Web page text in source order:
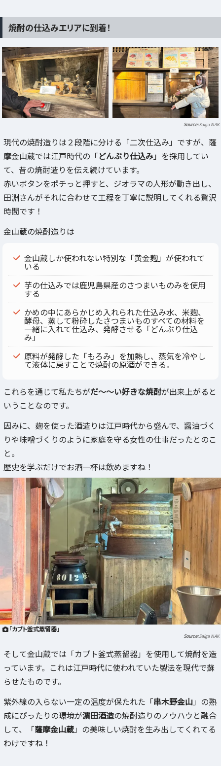
焼酎の仕込みエリアに到着！
Saiga NAK
現代の焼酎造りは２段階に分ける「二次仕込み」ですが、薩
摩金山蔵では江戸時代の「どんぶり仕込み」を採用してい
て、昔の焼酎造りを伝え続けています。
赤いボタンをポチっと押すと、ジオラマの人形が動き出し、
田淵さんがそれに合わせて工程を丁寧に説明してくれる贅沢
時間です！
金山蔵の焼酎造りは
金山蔵しか使われない特別な「黄金麹」が使われて
いる
芋の仕込みでは鹿児島県産のさつまいものみを使用
する
かめの中にあらかじめ入れられた仕込み水、米麹、
酵母、蒸して粉砕したさつまいものすべての材料を
一緒に入れて仕込み、発酵させる「どんぶり仕込
み」
原料が発酵した「もろみ」を加熱し、蒸気を冷やし
て液体に戻すことで焼酎の原酒ができる。
これらを通じて私たちがだ～～い好きな焼酎が出来上がると
いうことなのです。
因みに、麹を使った酒造りは江戸時代から盛んで、醤油づく
りや味噌づくりのように家庭を守る女性の仕事だったとのこ
と。
歴史を学ぶだけでお酒一杯は飲めますね！
「カブト釜式蒸留器」
Saiga NAK
そして金山蔵では「カブト釜式蒸留器」を使用して焼酎を造
っています。これは江戸時代に使われていた製法を現代で蘇
らせたものです。
紫外線の入らない一定の温度が保たれた「串木野金山」の熟
成にぴったりの環境が濵田酒造の焼酎造りのノウハウと融合
して、「薩摩金山蔵」の美味しい焼酎を生み出してくれてる
わけですね！